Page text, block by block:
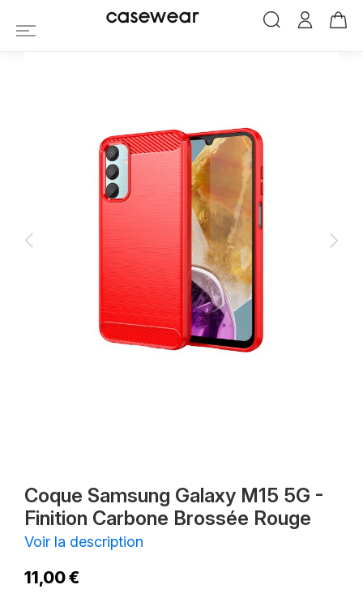
Coque Samsung Galaxy M15 5G -
casewear
Coque Samsung Galaxy M15 5G -
Finition Carbone Brossée Rouge
Voir la description
11,00 €